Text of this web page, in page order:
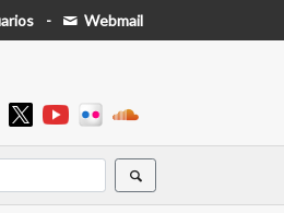
- Webmail